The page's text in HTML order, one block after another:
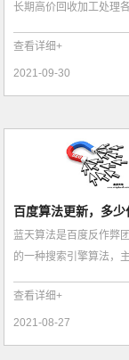
长期高价回收加工处理
收，机械设备...
查看详细+
2021-09-30
百度算法更新，多少
网站一地鸡血
蓝天算法是百度反作弊
的一种搜索引擎算法，
因为他们严...
查看详细+
2021-08-27